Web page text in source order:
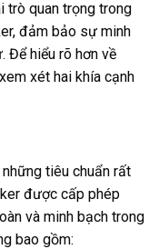
trò quan trọng trong
đảm bảo sự minh
Để hiểu rõ hơn về
xét hai khía cạnh
tiêu chuẩn rất
được cấp phép
và minh bạch trong
bao gồm: